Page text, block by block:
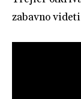
zabavno